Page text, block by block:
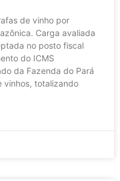
de vinho por
Carga avaliada
no posto fiscal
do ICMS
da Fazenda do Pará
vinhos, totalizando